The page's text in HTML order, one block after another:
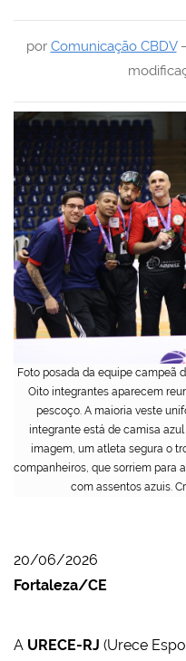
Foto posada da equipe campeã
Oito integrantes aparecem
pescoço. A maioria veste
integrante está de camisa
imagem, um atleta segura o
companheiros, que sorriem para
com assentos azuis.
por Comunicação CBDV
20/06/2026
Fortaleza/CE
A URECE-RJ (Urece